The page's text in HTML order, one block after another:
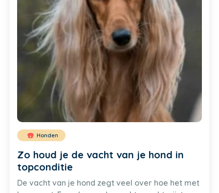
Honden
Zo houd je de vacht van je hond in
topconditie
De vacht van je hond zegt veel over hoe het met